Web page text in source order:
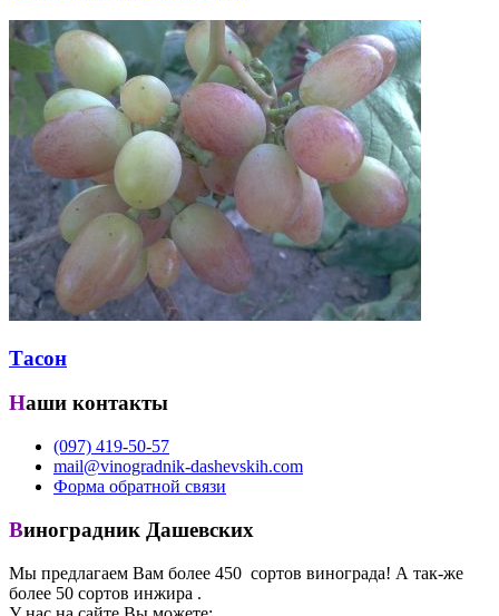
Тасон
Наши контакты
(097) 419-50-57
mail@vinogradnik-dashevskih.com
Форма обратной связи
Виноградник Дашевских
Мы предлагаем Вам более 450 сортов винограда! А так-же
более 50 сортов инжира .